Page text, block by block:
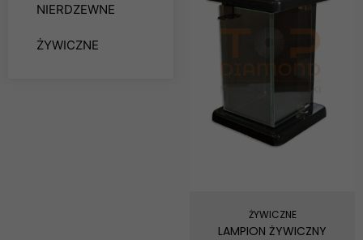
NIERDZEWNE
ŻYWICZNE
ŻYWICZNE
LAMPION ŻYWICZNY